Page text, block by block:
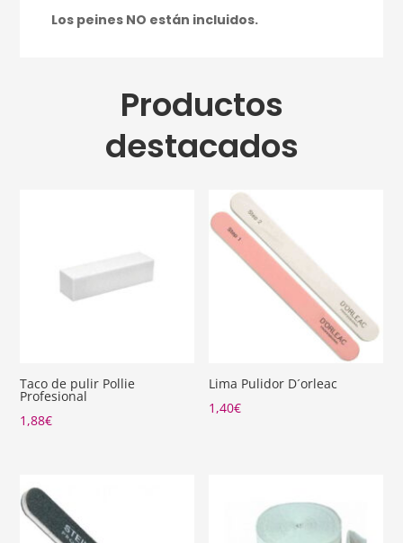
Los peines NO están incluidos.
Productos
destacados
Taco de pulir Pollie
Profesional
1,88€
Lima Pulidor D´orleac
1,40€